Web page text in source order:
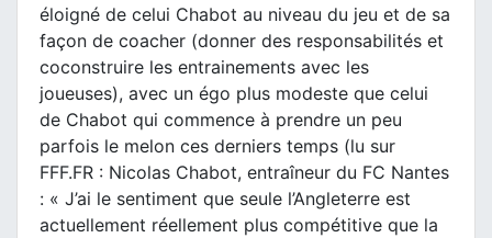
éloigné de celui Chabot au niveau du jeu et de sa
façon de coacher (donner des responsabilités et
coconstruire les entrainements avec les
joueuses), avec un égo plus modeste que celui
de Chabot qui commence à prendre un peu
parfois le melon ces derniers temps (lu sur
FFF.FR : Nicolas Chabot, entraîneur du FC Nantes
: « J’ai le sentiment que seule l’Angleterre est
actuellement réellement plus compétitive que la